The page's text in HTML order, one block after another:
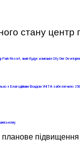
стану
Resort, який будує компанія City One
з Благодійним Фондом УНІТА забезпечило 250